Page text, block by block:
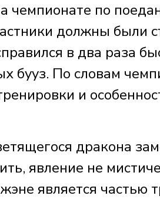
чемпионате по
должны были
в два раза
бyyз. По словам
и
дракона
явление не
является частью